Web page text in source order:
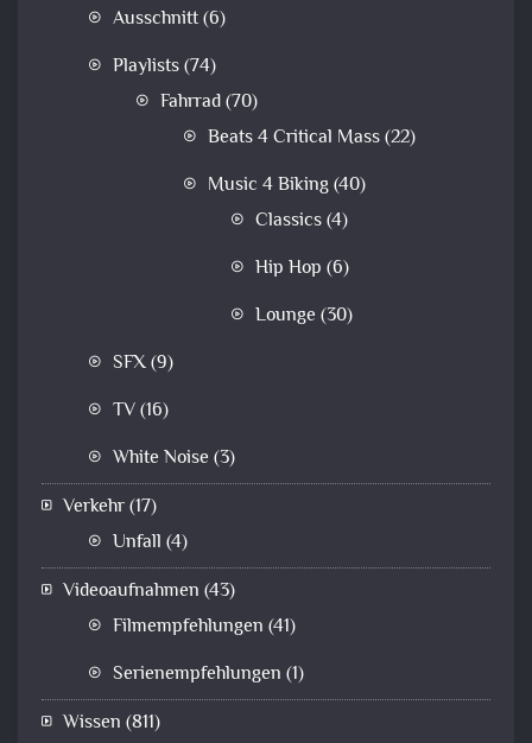
Ausschnitt(6)
Playlists(74)
Fahrrad(70)
Beats 4 Critical Mass(22)
Music 4 Biking(40)
Classics(4)
Hip Hop (6)
Lounge (30)
SFX(9)
TV(16)
White Noise (3)
Verkehr(17)
Unfall (4)
Videoaufnahmen (43)
Filmempfehlungen (41)
Serienempfehlungen (1)
Wissen (811)